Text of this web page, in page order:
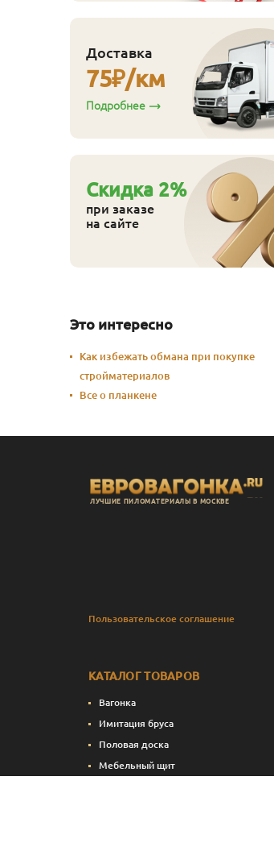
Доставка
75₽/км
Подробнее
Cкидка 2%
при заказе
на сайте
Это интересно
Как избежать обмана при покупке
стройматериалов
Все о планкене
ЛУЧШИЕ ПИЛОМАТЕРИАЛЫ В МОСКВЕ
Пользовательское соглашение
КАТАЛОГ ТОВАРОВ
Вагонка
Имитация бруса
Половая доска
Мебельный щит